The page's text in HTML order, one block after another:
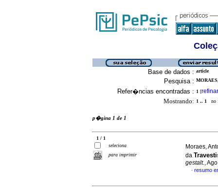
Base de dados : article
Pesquisa :
Refer�ncias encontradas : 1 [refinar
Mostrando: 1 .. 1 no
p�gina 1 de 1
1 / 1
seleciona
para imprimir
Moraes,
da
gestalt.,
· resumo